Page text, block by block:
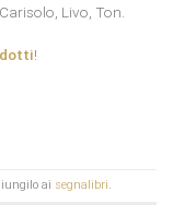
Livo, Ton.
!
ai segnalibri.